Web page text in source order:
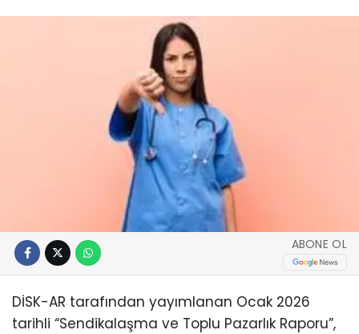
ABONE OL
DİSK-AR tarafından yayımlanan Ocak 2026
tarihli “Sendikalaşma ve Toplu Pazarlık Raporu”,